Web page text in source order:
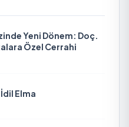
Yeni Dönem: Doç.
Özel Cerrahi
Elma